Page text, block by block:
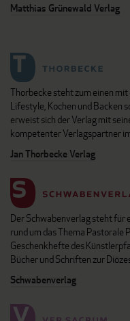
Matthias Grünewald Verlag
Thorbecke steht zum einen
Lifestyle, Kochen und Backen
erweist sich der Verlag mit
kompetenter Verlagspartner
Jan Thorbecke Verlag
Der Schwabenverlag steht für
rund um das Thema Pastorale
Geschenkhefte des
Bücher und Schriften zur
Schwabenverlag